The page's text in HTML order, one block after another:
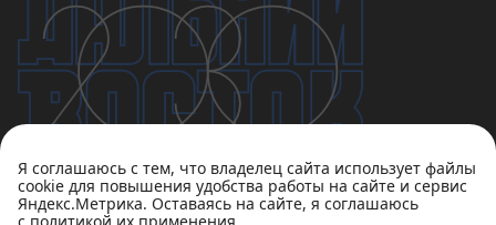
Я соглашаюсь с тем, что владелец сайта использует файлы
cookie для повышения удобства работы на сайте и сервис
Яндекс.Метрика. Оставаясь на сайте, я соглашаюсь
Политика конфиденциальности